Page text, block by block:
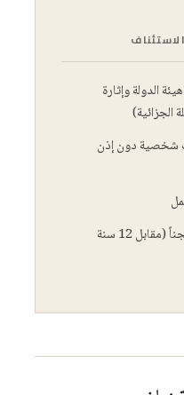
الدولة وإثارة
شخصية دون إذن
سجناً (مقابل 12 سنة